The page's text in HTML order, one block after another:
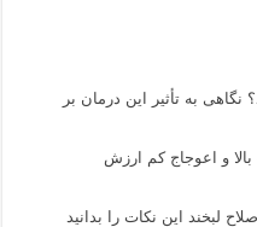
نگاهی به تأثیر این درمان بر
و اعوجاج کم ارزش
لبخند این نکات را بدانید